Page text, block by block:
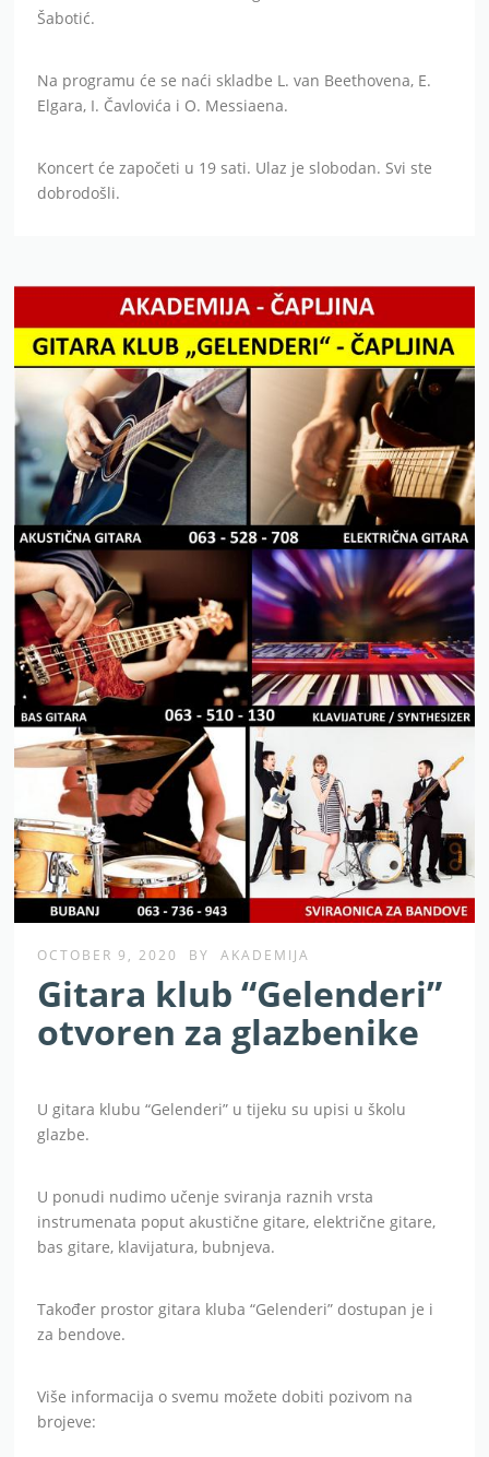
Šabotić.
Na programu će se naći skladbe L. van Beethovena, E.
Elgara, I. Čavlovića i O. Messiaena.
Koncert će započeti u 19 sati. Ulaz je slobodan. Svi ste
dobrodošli.
OCTOBER 9, 2020 BY AKADEMIJA
Gitara klub “Gelenderi”
otvoren za glazbenike
U gitara klubu “Gelenderi” u tijeku su upisi u školu
glazbe.
U ponudi nudimo učenje sviranja raznih vrsta
instrumenata poput akustične gitare, električne gitare,
bas gitare, klavijatura, bubnjeva.
Također prostor gitara kluba “Gelenderi” dostupan je i
za bendove.
Više informacija o svemu možete dobiti pozivom na
brojeve: